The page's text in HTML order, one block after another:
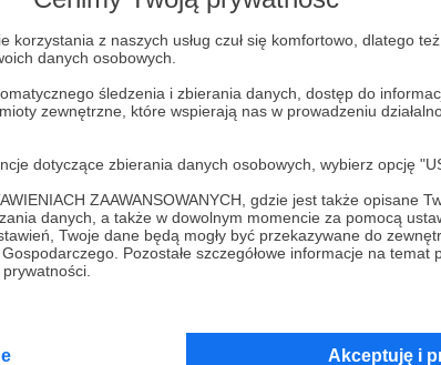
korzystania z naszych usług czuł się komfortowo, dlatego
danych osobowych.
śledzenia i zbierania danych, dostęp do
zewnętrzne, które wspierają nas w prowadzeniu
dotyczące zbierania danych osobowych, wybierz opcję
ZAAWANSOWANYCH, gdzie jest także opisane
danych, a także w dowolnym momencie za pomocą
Twoje dane będą mogły być przekazywane do
Pozostałe szczegółowe informacje na temat
Akceptuję i
dowie się
ponieważ
na naszej